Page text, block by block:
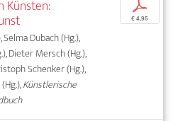
Künsten:
Selma Dubach (Hg.),
Dieter Mersch (Hg.),
Schenker (Hg.),
Künstlerische
p
€ 4,95